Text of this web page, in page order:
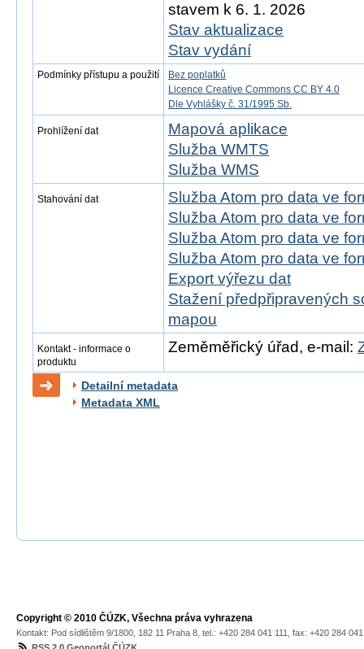
stavem k 6. 1. 2026
Stav aktualizace
Stav vydání
Podmínky přístupu a použití
Bez poplatků
Licence Creative Commons CC BY 4.0
Dle Vyhlášky č. 31/1995 Sb.
Prohlížení dat
Mapová aplikace
Služba WMTS
Služba WMS
Stahování dat
Služba Atom pro data ve
Služba Atom pro data ve
Služba Atom pro data ve
Služba Atom pro data ve
Export výřezu dat
Stažení předpřipravených
mapou
Kontakt - informace o
produktu
Zeměměřický úřad, e-mail:
Detailní metadata
Metadata XML
Copyright © 2010 ČÚZK, Všechna práva vyhrazena
Kontakt: Pod sídlištěm 9/1800, 182 11 Praha 8, tel.: +420 284 041 111, fax: +420 284